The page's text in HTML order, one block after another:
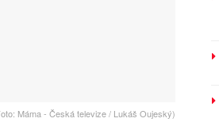
Máma - Česká televize / Lukáš Oujeský)